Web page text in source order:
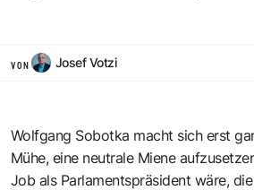
VON Josef Votzi
Wolfgang Sobotka macht sich erst
Mühe, eine neutrale Miene
Job als Parlamentspräsident wäre,